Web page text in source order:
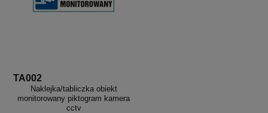
TA002
Naklejka/tabliczka obiekt
monitorowany piktogram kamera
cctv